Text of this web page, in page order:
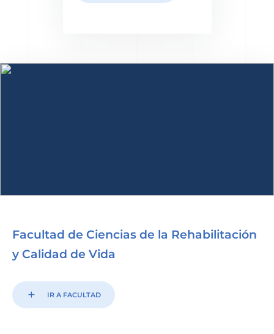
Facultad de Ciencias de la Rehabilitación
y Calidad de Vida
add IR A FACULTAD